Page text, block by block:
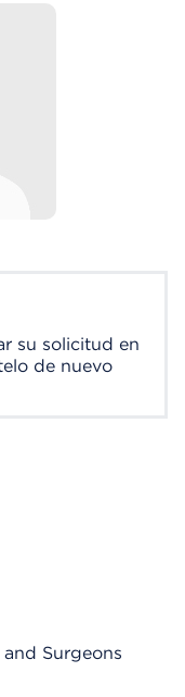
su solicitud en
de nuevo
Surgeons